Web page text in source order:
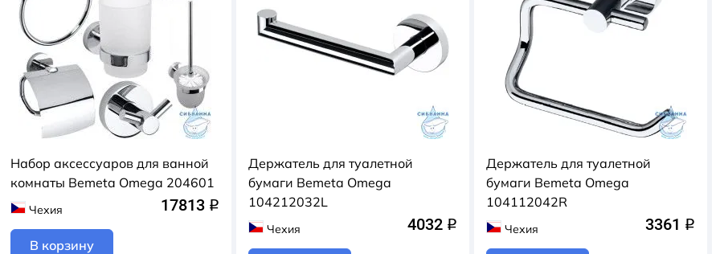
Набор аксессуаров для ванной
комнаты Bemeta Omega 204601
Чехия 17813 q
В корзину
Держатель для туалетной
бумаги Bemeta Omega
104212032L
Чехия 4032 q
Держатель для туалетной
бумаги Bemeta Omega
104112042R
Чехия 3361 q